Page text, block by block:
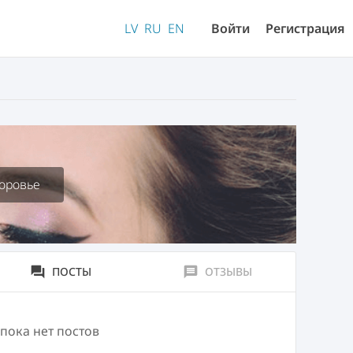
LV RU EN Войти Регистрация
forum ПОСТЫ message ОТЗЫВЫ
нет постов